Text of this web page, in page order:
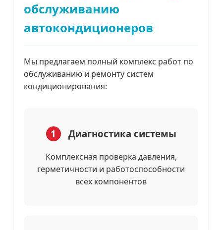
обслуживанию
автокондиционеров
Мы предлагаем полный комплекс работ по
обслуживанию и ремонту систем
кондиционирования:
1 Диагностика системы
Комплексная проверка давления,
герметичности и работоспособности
всех компонентов